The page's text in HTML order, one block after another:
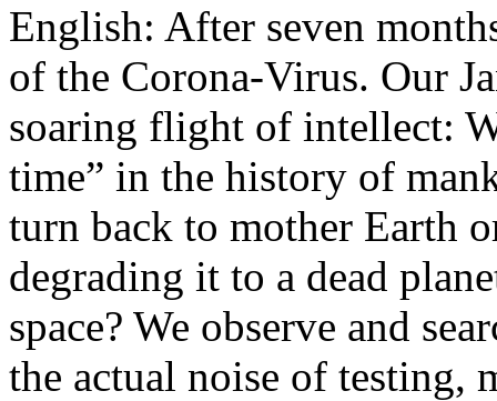
English: After seven
of the Corona-Virus. Our
soaring flight of intellect:
time” in the history of
turn back to mother Earth
degrading it to a dead
space? We observe and
the actual noise of testing,